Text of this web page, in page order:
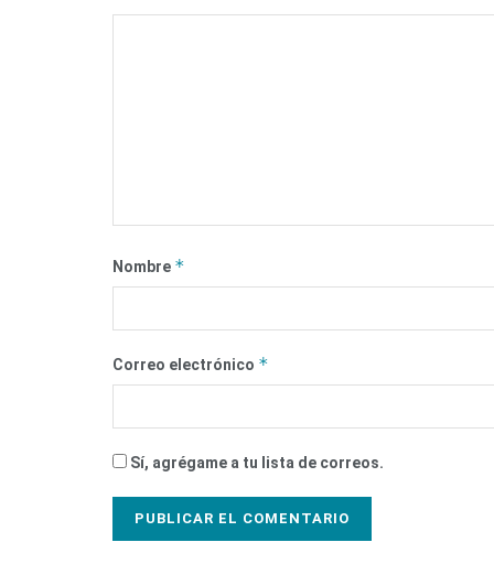
Nombre *
Correo electrónico *
Sí, agrégame a tu lista de correos.